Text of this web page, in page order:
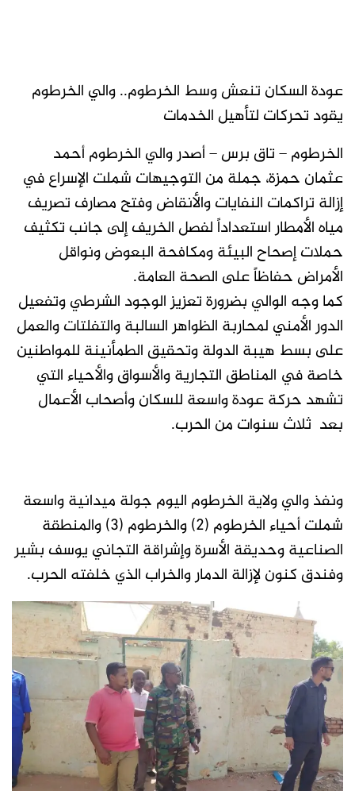
عودة السكان تنعش وسط الخرطوم.. والي الخرطوم
يقود تحركات لتأهيل الخدمات
الخرطوم – تاق برس – أصدر والي الخرطوم أحمد
عثمان حمزة، جملة من التوجيهات شملت الإسراع في
إزالة تراكمات النفايات والأنقاض وفتح مصارف تصريف
مياه الأمطار استعداداً لفصل الخريف إلى جانب تكثيف
حملات إصحاح البيئة ومكافحة البعوض ونواقل
الأمراض حفاظاً على الصحة العامة.
كما وجه الوالي بضرورة تعزيز الوجود الشرطي وتفعيل
الدور الأمني لمحاربة الظواهر السالبة والتفلتات والعمل
على بسط هيبة الدولة وتحقيق الطمأنينة للمواطنين
خاصة في المناطق التجارية والأسواق والأحياء التي
تشهد حركة عودة واسعة للسكان وأصحاب الأعمال
بعد ثلاث سنوات من الحرب.
ونفذ والي ولاية الخرطوم اليوم جولة ميدانية واسعة
شملت أحياء الخرطوم (٢) والخرطوم (٣) والمنطقة
الصناعية وحديقة الأسرة وإشراقة التجاني يوسف بشير
وفندق كنون لإزالة الدمار والخراب الذي خلفته الحرب.